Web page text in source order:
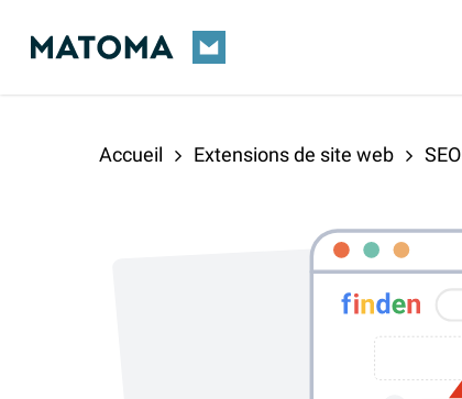
Accueil Extensions de site web SEO